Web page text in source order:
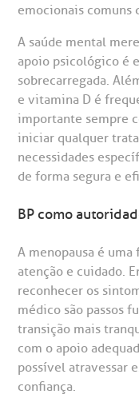
emocionais comuns
A saúde mental
apoio psicológico é
sobrecarregada.
e vitamina D é
importante sempre
iniciar qualquer
necessidades
de forma segura e
BP como
A menopausa é
atenção e cuidado.
reconhecer os
médico são passos
transição mais
com o apoio
possível atravessar
confiança.